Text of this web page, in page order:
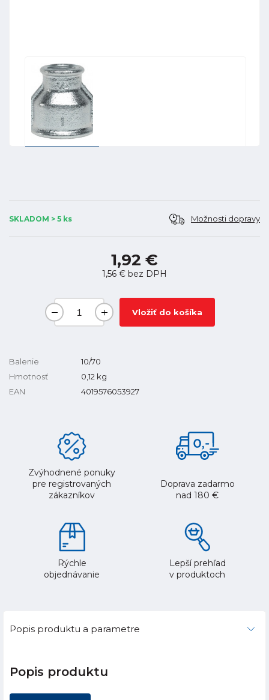
SKLADOM > 5 ks Možnosti dopravy
1,92 €
1,56 € bez DPH
Vložiť do košíka
Balenie
10/70
Hmotnosť
0,12 kg
EAN
4019576053927
Zvýhodnené ponuky
pre registrovaných
zákazníkov
Doprava zadarmo
nad 180 €
Rýchle
objednávanie
Lepší prehľad
v produktoch
Popis produktu a parametre
Popis produktu